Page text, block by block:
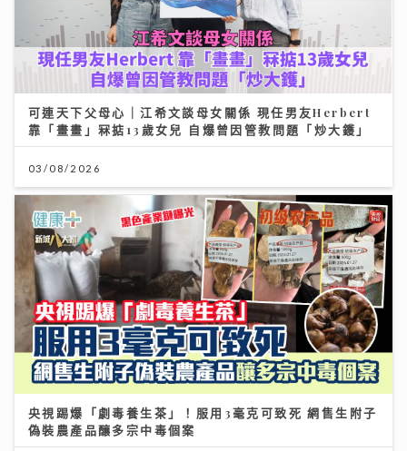
可連天下父母心｜江希文談母女關係 現任男友Herbert
靠「畫畫」冧掂13歲女兒 自爆曾因管教問題「炒大鑊」
03/08/2026
央視踢爆「劇毒養生茶」！服用3毫克可致死 網售生附子
偽裝農產品釀多宗中毒個案